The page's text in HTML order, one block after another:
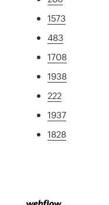
1573
483
1708
1938
222
1937
1828